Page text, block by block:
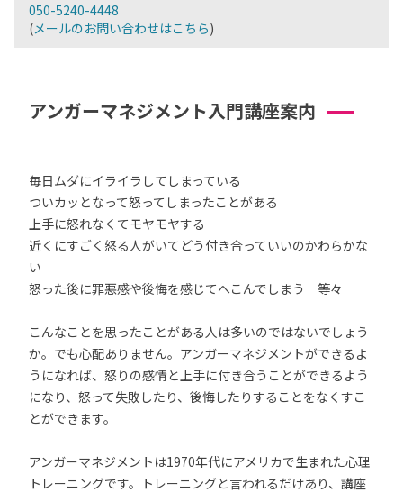
050-5240-4448
(メールのお問い合わせはこちら)
アンガーマネジメント入門講座案内
毎日ムダにイライラしてしまっている
ついカッとなって怒ってしまったことがある
上手に怒れなくてモヤモヤする
近くにすごく怒る人がいてどう付き合っていいのかわらかな
い
怒った後に罪悪感や後悔を感じてへこんでしまう 等々
こんなことを思ったことがある人は多いのではないでしょう
か。でも心配ありません。アンガーマネジメントができるよ
うになれば、怒りの感情と上手に付き合うことができるよう
になり、怒って失敗したり、後悔したりすることをなくすこ
とができます。
アンガーマネジメントは1970年代にアメリカで生まれた心理
トレーニングです。トレーニングと言われるだけあり、講座